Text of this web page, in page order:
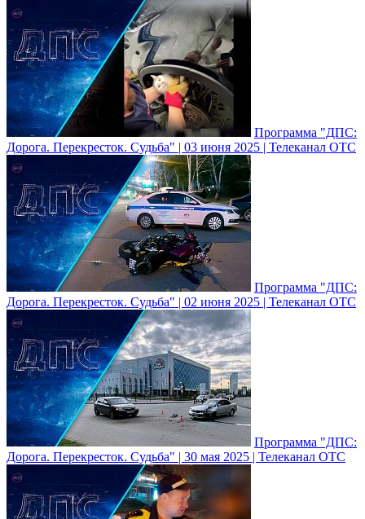
Программа "ДПС:
Дорога. Перекресток. Судьба" | 03 июня 2025 | Телеканал ОТС
Программа "ДПС:
Дорога. Перекресток. Судьба" | 02 июня 2025 | Телеканал ОТС
Программа "ДПС:
Дорога. Перекресток. Судьба" | 30 мая 2025 | Телеканал ОТС